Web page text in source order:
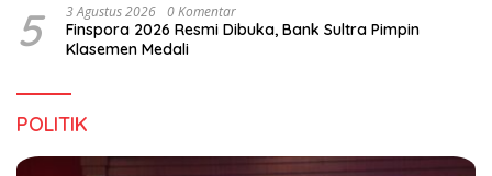
5 3 Agustus 2026 0 Komentar
Finspora 2026 Resmi Dibuka, Bank Sultra Pimpin
Klasemen Medali
POLITIK